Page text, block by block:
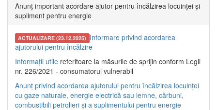
Anunț important acordare ajutor pentru încălzirea locuinței și
supliment pentru energie
ACTUALIZARE (23.12.2025) Informare privind acordarea
ajutorului pentru încălzire
Informații utile referitoare la măsurile de sprijin conform Legii
nr. 226/2021 - consumatorul vulnerabil
Anunț privind acordarea ajutorului pentru încălzirea locuinței
cu gaze naturale, energie electrică sau lemne, cărbuni,
combustibili petrolieri și a suplimentului pentru energie